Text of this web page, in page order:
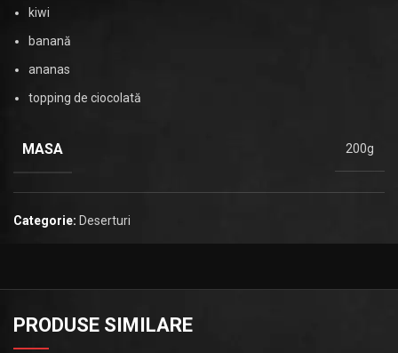
kiwi
banană
ananas
topping de ciocolată
MASA 200g
Categorie: Deserturi
PRODUSE SIMILARE